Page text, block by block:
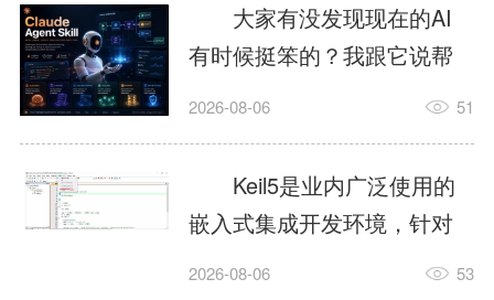
大家有没发现现在的AI
有时候挺笨的？我跟它说帮
我订个明天早上的闹钟，它
这样？因为AI，就是个只会
耍嘴皮子的书呆子。它脑子
里有海量知识，但没有真正
激发出来实力。而
2026-08-06 51
Keil5是业内广泛使用的
嵌入式集成开发环境，针对
ARM、51内核单片机提供编
2026-08-06 53